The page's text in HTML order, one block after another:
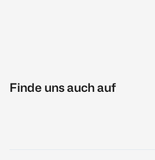
Finde uns auch auf